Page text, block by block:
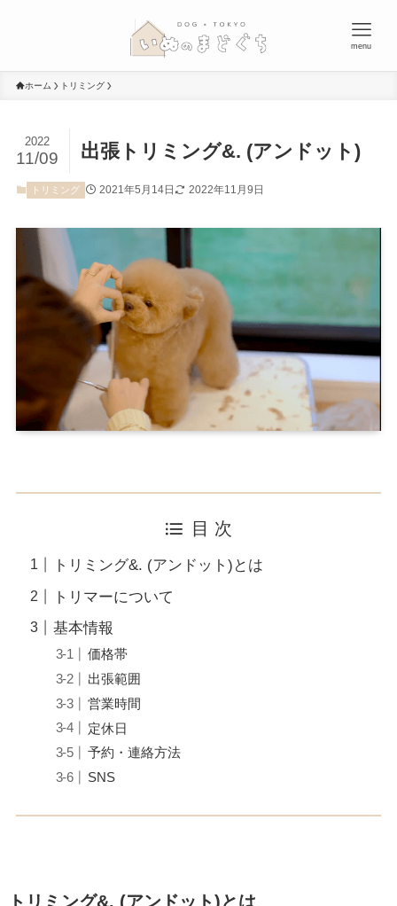
menu
ホーム トリミング
出張トリミング&. (アンドット)
2022
11/09
トリミング 2021年5月14日 2022年11月9日
目 次
トリミング&. (アンドット)とは
トリマーについて
基本情報
価格帯
出張範囲
営業時間
定休日
予約・連絡方法
SNS
トリミング&. (アンドット)とは